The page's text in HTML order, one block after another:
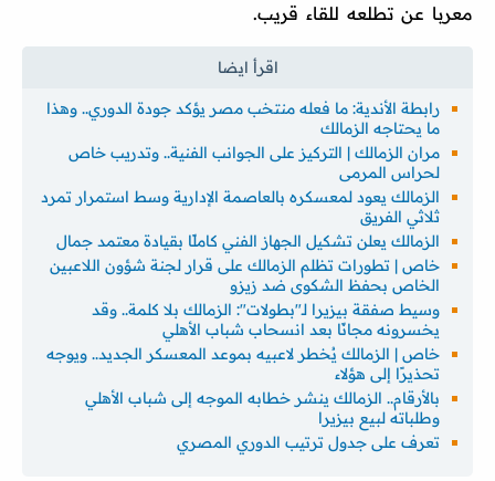
معربا عن تطلعه للقاء قريب.
رابطة الأندية: ما فعله منتخب مصر يؤكد جودة الدوري.. وهذا
ما يحتاجه الزمالك
مران الزمالك | التركيز على الجوانب الفنية.. وتدريب خاص
لحراس المرمى
الزمالك يعود لمعسكره بالعاصمة الإدارية وسط استمرار تمرد
ثلاثي الفريق
الزمالك يعلن تشكيل الجهاز الفني كاملًا بقيادة معتمد جمال
خاص | تطورات تظلم الزمالك على قرار لجنة شؤون اللاعبين
الخاص بحفظ الشكوى ضد زيزو
وسيط صفقة بيزيرا لـ"بطولات": الزمالك بلا كلمة.. وقد
يخسرونه مجانًا بعد انسحاب شباب الأهلي
خاص | الزمالك يُخطر لاعبيه بموعد المعسكر الجديد.. ويوجه
تحذيرًا إلى هؤلاء
بالأرقام.. الزمالك ينشر خطابه الموجه إلى شباب الأهلي
وطلباته لبيع بيزيرا
تعرف على جدول ترتيب الدوري المصري